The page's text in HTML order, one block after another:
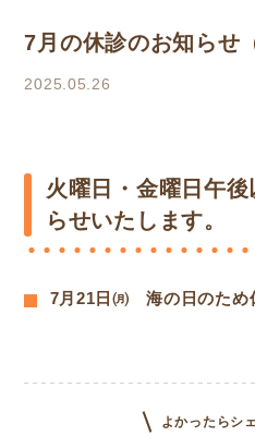
7月の休診のお知らせ
2025.05.26
火曜日・金曜日午
らせいたします。
7月21日㈪ 海の日のため
よかったらシ